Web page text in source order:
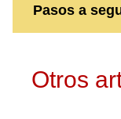
Pasos a
Otros